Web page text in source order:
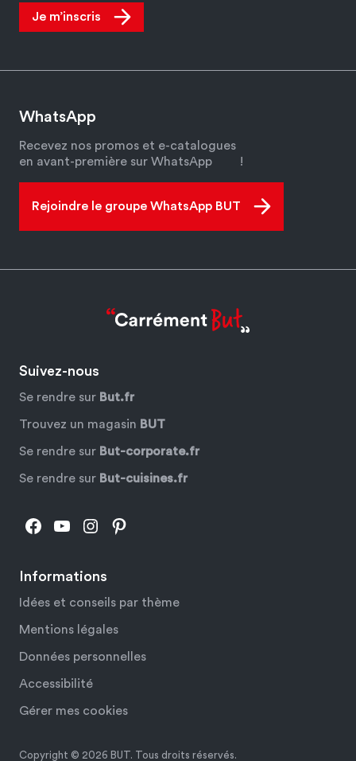
Je m’inscris
WhatsApp
Recevez nos promos et e-catalogues
en avant-première sur WhatsApp
!
Rejoindre le groupe WhatsApp BUT
Informations
Idées et conseils par thème
Mentions légales
Données personnelles
Accessibilité
Gérer mes cookies
Suivez-nous
Se rendre sur But.fr
Trouvez un magasin BUT
Se rendre sur But-corporate.fr
Se rendre sur But-cuisines.fr
Facebook
YouTube
Instagram
Pinterest
Copyright © 2026 BUT. Tous droits réservés.